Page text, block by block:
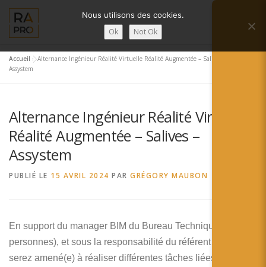
contenu
Menu
LA RÉALITÉ AUGMENTÉE ?
SERVICES RA’PRO ACTUALITÉ DE LA RA
CONTACTS
Deutsch
Accueil »Alternance Ingénieur Réalité Virtuelle Réalité Augmentée – Salives –
Assystem
Alternance Ingénieur Réalité Virtuelle
Réalité Augmentée – Salives –
Assystem
PUBLIÉ LE 15 AVRIL 2024 PAR GRÉGORY MAUBON
En support du manager BIM du Bureau Technique (8
personnes), et sous la responsabilité du référent VR, vous
serez amené(e) à réaliser différentes tâches liées à la
Nous utilisons des cookies.
Ok Not Ok